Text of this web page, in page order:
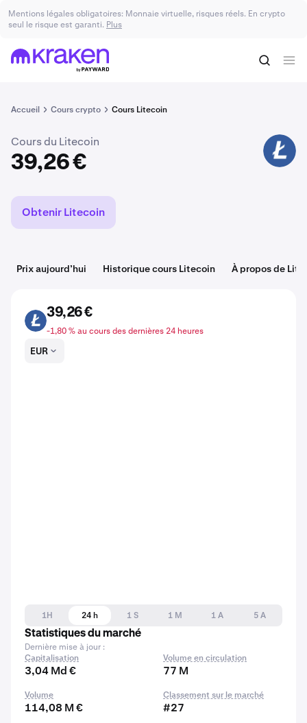
Mentions légales obligatoires: Monnaie virtuelle, risques réels. En crypto
seul le risque est garanti. Plus
Accueil Cours crypto Cours Litecoin
39,26 €
Cours du Litecoin
39,26 €
LTC
Obtenir Litecoin
Prix aujourd’hui Historique cours Litecoin À propos de
LTC
39,26 €
-1,80 % au cours des dernières 24 heures
EUR
1H 24 h 1 S 1 M 1 A
5 A
Statistiques du marché
Dernière mise à jour :
Capitalisation
3,04 Md €
Volume en circulation
77 M
Volume
114,08 M €
Classement sur le marché
#27